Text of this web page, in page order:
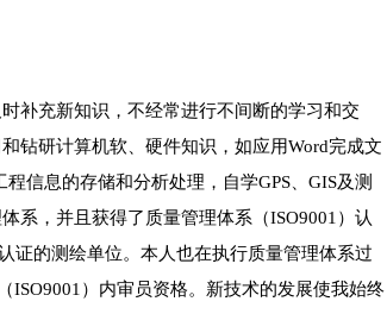
补充新知识，不经常进行不间断的学习和交
钻研计算机软、硬件知识，如应用Word完成文
信息的存储和分析处理，自学GPS、GIS及测
系，并且获得了质量管理体系（ISO9001）认
证的测绘单位。本人也在执行质量管理体系过
ISO9001）内审员资格。新技术的发展使我始终